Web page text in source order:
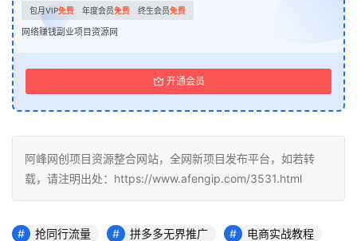
包月VIP免费 年度会员免费 终生会员免费
网络赚钱副业项目资源网
开通会员
阿峰网创项目资源整合网站，全网新项目发布平台，如若转
载，请注明出处：https://www.afengip.com/3531.html
抢同行流量 拼多多无界推广
电商实战教程